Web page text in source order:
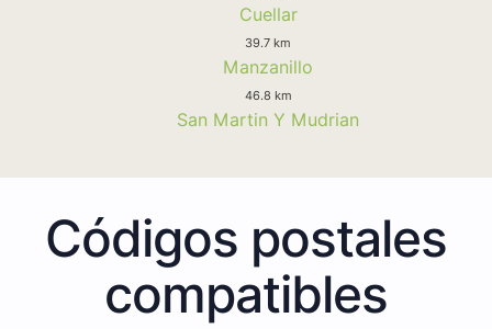
Cuellar
39.7 km
Manzanillo
46.8 km
San Martin Y Mudrian
Códigos postales
compatibles